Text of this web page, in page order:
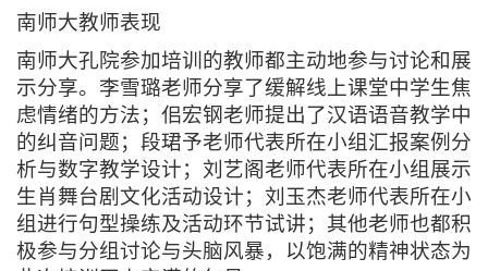
南师大教师表现
南师大孔院参加培训的教师都主动地参与讨论和展
示分享。李雪璐老师分享了缓解线上课堂中学生焦
虑情绪的方法；佀宏钢老师提出了汉语语音教学中
的纠音问题；段珺予老师代表所在小组汇报案例分
析与数字教学设计；刘艺阁老师代表所在小组展示
生肖舞台剧文化活动设计；刘玉杰老师代表所在小
组进行句型操练及活动环节试讲；其他老师也都积
极参与分组讨论与头脑风暴，以饱满的精神状态为